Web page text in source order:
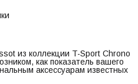
из коллекции T-Sport Chrono
как показатель вашего
аксессуарам известных